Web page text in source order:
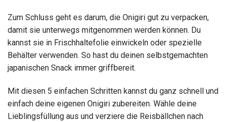
Zum Schluss geht es darum, die Onigiri gut zu verpacken,
damit sie unterwegs mitgenommen werden können. Du
kannst sie in Frischhaltefolie einwickeln oder spezielle
Behälter verwenden. So hast du deinen selbstgemachten
japanischen Snack immer griffbereit.
Mit diesen 5 einfachen Schritten kannst du ganz schnell und
einfach deine eigenen Onigiri zubereiten. Wähle deine
Lieblingsfüllung aus und verziere die Reisbällchen nach